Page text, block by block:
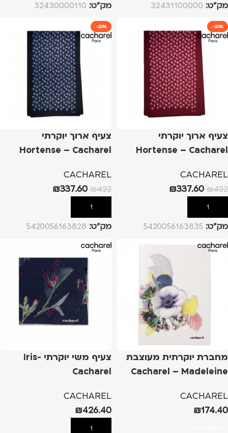
מק”ט: 32431100000 מק”ט: 32430000110
-20%
צעיף ארוך יוקרתי
Hortense – Cacharel
CACHAREL
₪422
₪337.60
הוספה לסל
מק”ט: 5420056163835
-20%
צעיף ארוך יוקרתי
Hortense – Cacharel
CACHAREL
₪422
₪337.60
הוספה לסל
מק”ט: 5420056163828
מחברת יוקרתית מעוצבת
Cacharel – Madeleine
CACHAREL
₪174.40
צעיף משי יוקרתי Iris-
Cacharel
CACHAREL
₪426.40
הוספה לסל